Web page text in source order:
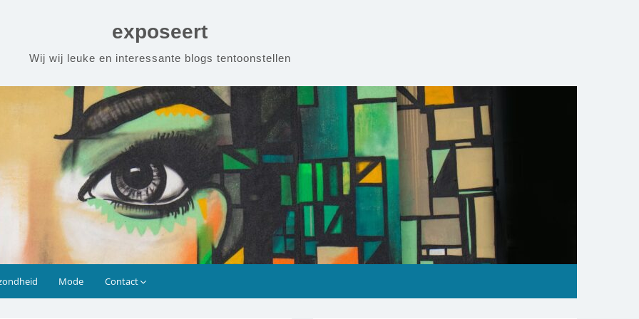
exposeert
Wij wij leuke en interessante blogs tentoonstellen
Mode Contact